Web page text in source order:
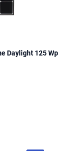
Daylight 125 Wp